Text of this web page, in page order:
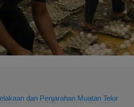
dan Penjarahan Muatan Telur